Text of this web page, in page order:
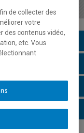
de collecter des
votre
des contenus vidéo,
etc. Vous